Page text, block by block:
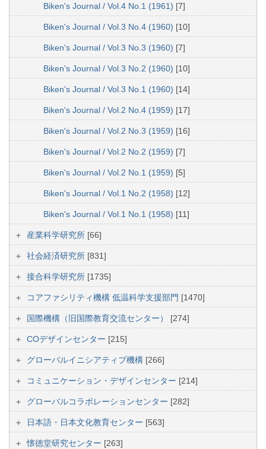
Biken's Journal / Vol.4 No.1 (1961) [7]
Biken's Journal / Vol.3 No.4 (1960) [10]
Biken's Journal / Vol.3 No.3 (1960) [7]
Biken's Journal / Vol.3 No.2 (1960) [10]
Biken's Journal / Vol.3 No.1 (1960) [14]
Biken's Journal / Vol.2 No.4 (1959) [17]
Biken's Journal / Vol.2 No.3 (1959) [16]
Biken's Journal / Vol.2 No.2 (1959) [7]
Biken's Journal / Vol.2 No.1 (1959) [5]
Biken's Journal / Vol.1 No.2 (1958) [12]
Biken's Journal / Vol.1 No.1 (1958) [11]
産業科学研究所 [66]
社会経済研究所 [831]
接合科学研究所 [1735]
コアファシリティ機構 低温科学支援部門 [1470]
国際機構（旧国際教育交流センター） [274]
COデザインセンター [215]
グローバルイニシアティブ機構 [266]
コミュニケーション・デザインセンター [214]
グローバルコラボレーションセンター [282]
日本語・日本文化教育センター [563]
懐徳堂研究センター [263]